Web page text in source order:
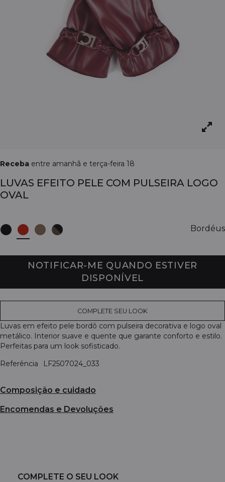
Receba entre amanhã e terça-feira 18
LUVAS EFEITO PELE COM PULSEIRA LOGO
OVAL
Bordéus
NOTIFICAR-ME QUANDO ESTIVER
DISPONÍVEL
COMPLETE SEU LOOK
Luvas em efeito pele bordô com pulseira decorativa e logo oval
metálico. Interior suave e quente que garante conforto e estilo.
Perfeitas para um look sofisticado.
Referência
LF2507024_033
Composição e cuidado
Encomendas e Devoluções
COMPLETE O SEU LOOK